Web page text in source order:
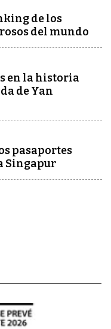
de los
del mundo
en la historia
de Yan
pasaportes
Singapur